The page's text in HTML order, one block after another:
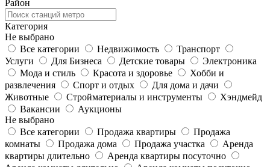
Район
Категория
Не выбрано
Все категории
Недвижимость
Транспорт
Услуги
Для Бизнеса Детские товары
Электроника
Мода и стиль
Красота и здоровье
Хобби и
развлечения
Спорт и отдых
Для дома и дачи
Животные
Стройматериалы и инструменты
Хэндмейд
Вакансии
Аукционы
Не выбрано
Все категории
Продажа квартиры
Продажа
комнаты
Продажа дома Продажа участка
Аренда
квартиры длительно
Аренда квартиры посуточно